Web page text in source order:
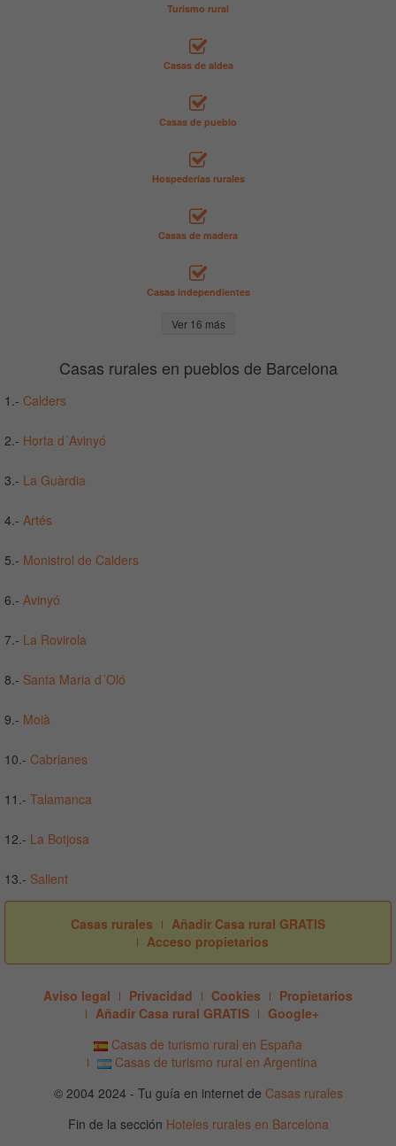
Turismo rural
Casas de aldea
Casas de pueblo
Hospederías rurales
Casas de madera
Casas independientes
Ver 16 más
Casas rurales en pueblos de Barcelona
1.- Calders
2.- Horta d´Avinyó
3.- La Guàrdia
4.- Artés
5.- Monistrol de Calders
6.- Avinyó
7.- La Rovirola
8.- Santa Maria d´Oló
9.- Moià
10.- Cabrianes
11.- Talamanca
12.- La Botjosa
13.- Sallent
Casas rurales
Añadir Casa rural GRATIS
Acceso propietarios
Aviso legal Privacidad Cookies
Propietarios
Añadir Casa rural GRATIS
Google+
Casas de turismo rural en España
Casas de turismo rural en Argentina
© 2004 2024 - Tu guía en internet de Casas rurales
Fin de la sección Hoteles rurales en Barcelona